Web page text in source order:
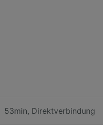
53min, Direktverbindung